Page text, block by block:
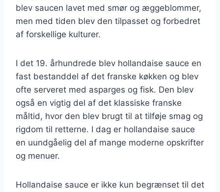
blev saucen lavet med smør og æggeblommer,
men med tiden blev den tilpasset og forbedret
af forskellige kulturer.
I det 19. århundrede blev hollandaise sauce en
fast bestanddel af det franske køkken og blev
ofte serveret med asparges og fisk. Den blev
også en vigtig del af det klassiske franske
måltid, hvor den blev brugt til at tilføje smag og
rigdom til retterne. I dag er hollandaise sauce
en uundgåelig del af mange moderne opskrifter
og menuer.
Hollandaise sauce er ikke kun begrænset til det